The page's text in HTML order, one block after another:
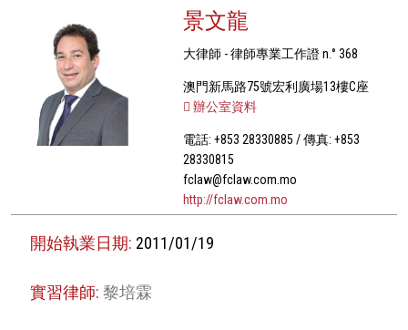
景文龍
大律師 - 律師專業工作證 n.° 368
澳門新馬路75號宏利廣場13樓C座
辦公室資料
電話: +853 28330885 / 傳真: +853
28330815
fclaw@fclaw.com.mo
http://fclaw.com.mo
開始執業日期: 2011/01/19
實習律師:黎培霖